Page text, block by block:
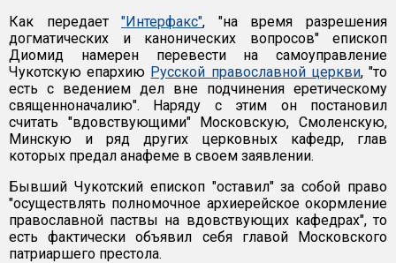
Как передает"Интерфакс", "на время разрешения
догматических и канонических вопросов" епископ
Диомид намерен перевести на самоуправление
Чукотскую епархию Русской православной церкви, "то
есть с ведением дел вне подчинения еретическому
священноначалию". Наряду с этим он постановил
считать "вдовствующими" Московскую, Смоленскую,
Минскую и ряд других церковных кафедр, глав
которых предал анафеме в своем заявлении.
Бывший Чукотский епископ "оставил" за собой право
"осуществлять полномочное архиерейское окормление
православной паствы на вдовствующих кафедрах", то
есть фактически объявил себя главой Московского
патриаршего престола.